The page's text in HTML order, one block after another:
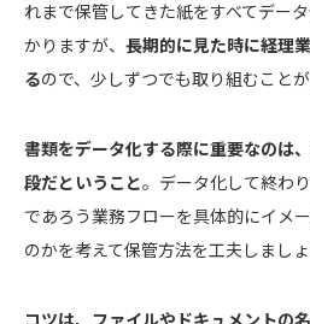
れまで保管してきた紙をすべてデー
かりますが、 長期的に見た時に経理
るので、少しずつでも取り組むことが
書類をデータ化する際に重要なのは
段だということ。データ化して終わ
であろう業務フローを具体的にイメ
のかを考えて保管方法を工夫しましょ